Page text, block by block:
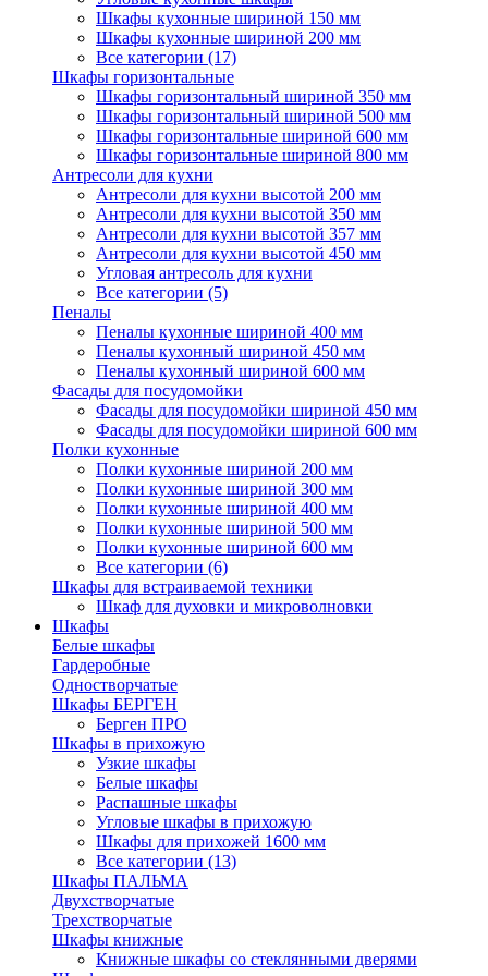
Шкафы кухонные шириной 150 мм
Шкафы кухонные шириной 200 мм
Все категории (17)
Шкафы горизонтальные
Шкафы горизонтальный шириной 350 мм
Шкафы горизонтальный шириной 500 мм
Шкафы горизонтальные шириной 600 мм
Шкафы горизонтальные шириной 800 мм
Антресоли для кухни
Антресоли для кухни высотой 200 мм
Антресоли для кухни высотой 350 мм
Антресоли для кухни высотой 357 мм
Антресоли для кухни высотой 450 мм
Угловая антресоль для кухни
Все категории (5)
Пеналы
Пеналы кухонные шириной 400 мм
Пеналы кухонный шириной 450 мм
Пеналы кухонный шириной 600 мм
Фасады для посудомойки
Фасады для посудомойки шириной 450 мм
Фасады для посудомойки шириной 600 мм
Полки кухонные
Полки кухонные шириной 200 мм
Полки кухонные шириной 300 мм
Полки кухонные шириной 400 мм
Полки кухонные шириной 500 мм
Полки кухонные шириной 600 мм
Все категории (6)
Шкафы для встраиваемой техники
Шкаф для духовки и микроволновки
Шкафы
Белые шкафы
Гардеробные
Одностворчатые
Шкафы БЕРГЕН
Берген ПРО
Шкафы в прихожую
Узкие шкафы
Белые шкафы
Распашные шкафы
Угловые шкафы в прихожую
Шкафы для прихожей 1600 мм
Все категории (13)
Шкафы ПАЛЬМА
Двухстворчатые
Трехстворчатые
Шкафы книжные
Книжные шкафы со стеклянными дверями